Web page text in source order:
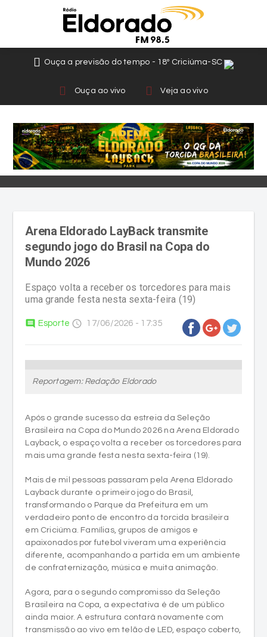
Ouça a previsão do tempo - 18º Criciúma-SC
Ouça ao vivo Veja ao vivo
Arena Eldorado LayBack transmite
segundo jogo do Brasil na Copa do
Mundo 2026
Espaço volta a receber os torcedores para mais
uma grande festa nesta sexta-feira (19)
comment Esporte access_time 17/06/2026 - 17:35
Reportagem: Redação Eldorado
Após o grande sucesso da estreia da Seleção
Brasileira na Copa do Mundo 2026 na Arena Eldorado
Layback, o espaço volta a receber os torcedores para
mais uma grande festa nesta sexta-feira (19).
Mais de mil pessoas passaram pela Arena Eldorado
Layback durante o primeiro jogo do Brasil,
transformando o Parque da Prefeitura em um
verdadeiro ponto de encontro da torcida brasileira
em Criciúma. Famílias, grupos de amigos e
apaixonados por futebol viveram uma experiência
diferente, acompanhando a partida em um ambiente
de confraternização, música e muita animação.
Agora, para o segundo compromisso da Seleção
Brasileira na Copa, a expectativa é de um público
ainda maior. A estrutura contará novamente com
transmissão ao vivo em telão de LED, espaço coberto,